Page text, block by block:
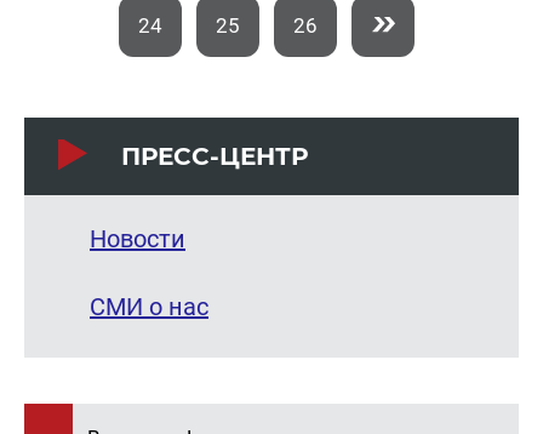
24 25 26
ПРЕСС-ЦЕНТР
Новости
СМИ о нас